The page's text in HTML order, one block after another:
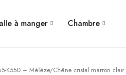
à manger Chambre
K550 – Mélèze/Chêne cristal marron